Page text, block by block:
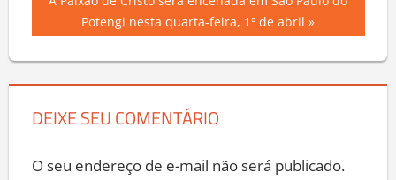
PostPotengi nesta quarta-feira, 1º de abril
DEIXE SEU COMENTÁRIO
O seu endereço de e-mail não será publicado.